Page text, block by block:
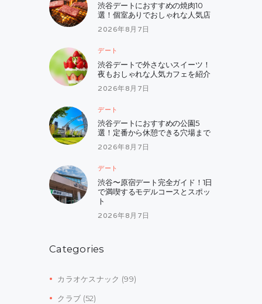
渋谷デートにおすすめの焼肉10
選！個室ありでおしゃれな人気店
2026年8月7日
デート
渋谷デートで外さないスイーツ！
夜もおしゃれな人気カフェを紹介
2026年8月7日
デート
渋谷デートにおすすめの公園5
選！定番から休憩できる穴場まで
2026年8月7日
デート
渋谷〜原宿デート完全ガイド！1日
で満喫するモデルコースとスポッ
ト
2026年8月7日
Categories
カラオケスナック (99)
クラブ (52)